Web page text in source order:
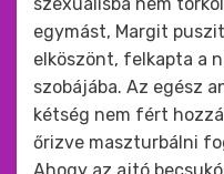
egymást, Margit
elköszönt, felkapta a
szobájába. Az egész
kétség nem fért
őrizve maszturbálni